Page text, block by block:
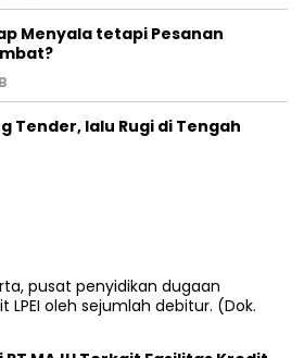
Menyala tetapi Pesanan
Tender, lalu Rugi di Tengah